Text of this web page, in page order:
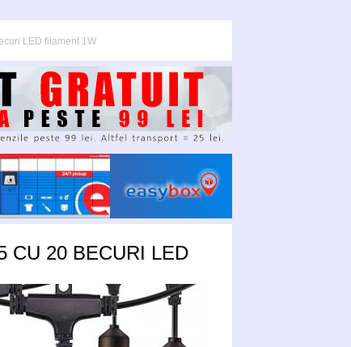
LED filament 1W
CU 20 BECURI LED